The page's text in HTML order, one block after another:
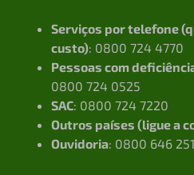
Serviços por telefone
custo): 0800 724 4770
Pessoas com
0800 724 0525
SAC: 0800 724 7220
Outros países (ligue a
Ouvidoria: 0800 646